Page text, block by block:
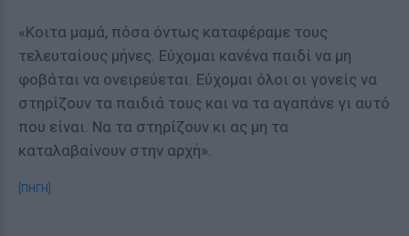
«Κοιτα μαμά, πόσα όντως καταφέραμε τους
τελευταίους μήνες. Εύχομαι κανένα παιδί να μη
φοβάται να ονειρεύεται. Εύχομαι όλοι οι γονείς να
στηρίζουν τα παιδιά τους και να τα αγαπάνε γι αυτό
που είναι. Να τα στηρίζουν κι ας μη τα
καταλαβαίνουν στην αρχή».
[ΠΗΓΗ]